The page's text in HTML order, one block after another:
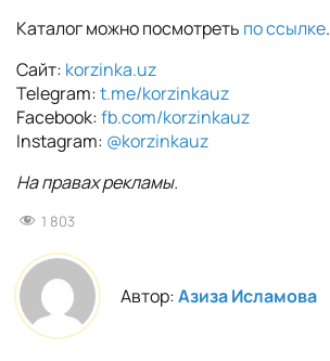
Каталог можно посмотреть по ссылке.
Сайт: korzinka.uz
Telegram:t.me/korzinkauz
Facebook:fb.com/korzinkauz
Instagram: @korzinkauz
На правах рекламы.
1 803
Автор:Азиза Исламова